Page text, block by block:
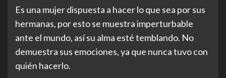
Es una mujer dispuesta a hacer lo que sea por sus
hermanas, por esto se muestra imperturbable
ante el mundo, así su alma esté temblando. No
demuestra sus emociones, ya que nunca tuvo con
quién hacerlo.